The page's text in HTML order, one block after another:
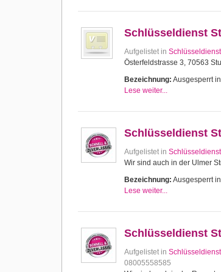
Schlüsseldienst
Aufgelistet in
Österfeldstrasse 3, 70563
Bezeichnung: Ausgesperrt
Lese weiter...
Schlüsseldienst
Aufgelistet in
Wir sind auch in der Ulmer
Bezeichnung: Ausgesperrt
Lese weiter...
Schlüsseldienst
Aufgelistet in
08005558585